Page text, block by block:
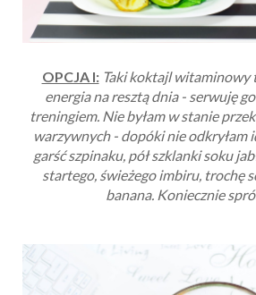
OPCJA I: Taki koktajl witaminowy
energia na resztą dnia - serwuję
treningiem. Nie byłam w stanie
warzywnych - dopóki nie odkryłam
garść szpinaku, pół szklanki soku
startego, świeżego imbiru, trochę
banana. Koniecznie